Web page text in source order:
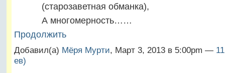
(старозаветная обманка),
А многомерность……
Продолжить
Добавил(а) Мёря Мурти, Март 3, 2013 в 5:00pm —
ев)